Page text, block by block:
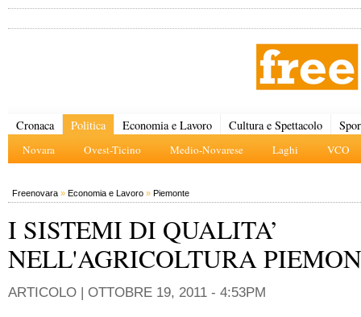
Cronaca Politica
Novara Ovest-Ticino Medio-Novarese Laghi VCO
Economia e Lavoro Cultura e Spettacolo
Freenovara » Economia e Lavoro » Piemonte
I SISTEMI DI QUALITA’
NELL'AGRICOLTURA
ARTICOLO | OTTOBRE 19, 2011 - 4:53PM